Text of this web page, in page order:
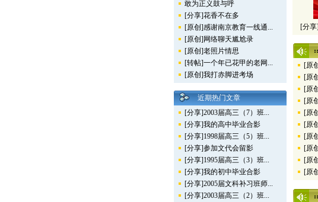
敢为正义鼓与呼
[分享]花香不在多
[原创]感谢南京教育一线通...
[原创]网络聊天尴尬录
[原创]老照片情思
[转帖]一个年已花甲的老网...
[原创]我打赤脚进考场
近期热门文章
[分享]2003届高三（7）班...
[分享]我的高中毕业合影
[分享]1998届高三（5）班...
[分享]参加文代会留影
[分享]1995届高三（3）班...
[分享]我的初中毕业合影
[分享]2005届文科补习班师...
[分享]2003届高三（2）班...
[分享
[原
[原
[原
[原
[原
[原
[原
[原
[原
[原